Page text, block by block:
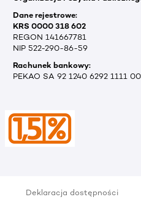
Dane rejestrowe:
KRS 0000 318 602
REGON 141667781
NIP 522-290-86-59
Rachunek bankowy:
PEKAO SA 92 1240 6292 1111
Deklaracja dostępności